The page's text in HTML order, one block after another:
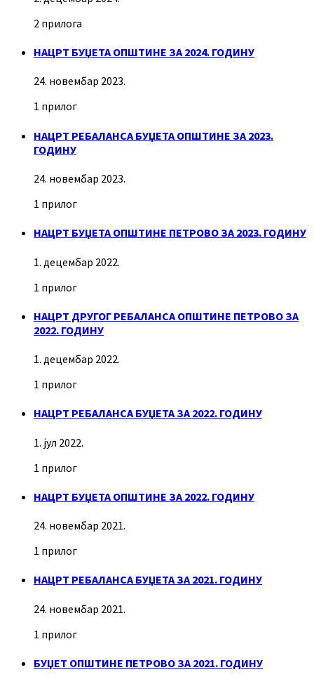
2 прилога
НАЦРТ БУЏЕТА ОПШТИНЕ ЗА 2024. ГОДИНУ
24. новембар 2023.
1 прилог
НАЦРТ РЕБАЛАНСА БУЏЕТА ОПШТИНЕ ЗА 2023.
ГОДИНУ
24. новембар 2023.
1 прилог
НАЦРТ БУЏЕТА ОПШТИНЕ ПЕТРОВО ЗА 2023. ГОДИНУ
1. децембар 2022.
1 прилог
НАЦРТ ДРУГОГ РЕБАЛАНСА ОПШТИНЕ ПЕТРОВО ЗА
2022. ГОДИНУ
1. децембар 2022.
1 прилог
НАЦРТ РЕБАЛАНСА БУЏЕТА ЗА 2022. ГОДИНУ
1. јул 2022.
1 прилог
НАЦРТ БУЏЕТА ОПШТИНЕ ЗА 2022. ГОДИНУ
24. новембар 2021.
1 прилог
НАЦРТ РЕБАЛАНСА БУЏЕТА ЗА 2021. ГОДИНУ
24. новембар 2021.
1 прилог
БУЏЕТ ОПШТИНЕ ПЕТРОВО ЗА 2021. ГОДИНУ